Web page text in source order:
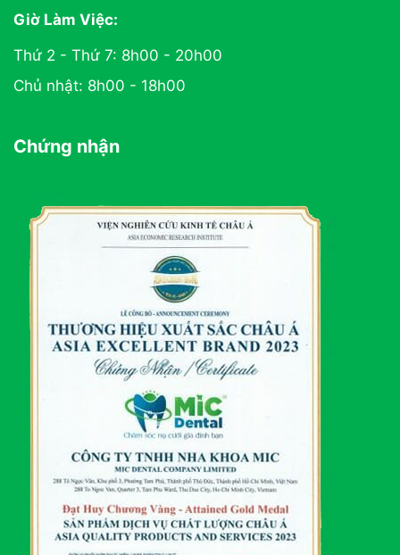
Giờ Làm Việc:
Thứ 2 - Thứ 7: 8h00 - 20h00
Chủ nhật: 8h00 - 18h00
Chứng nhận